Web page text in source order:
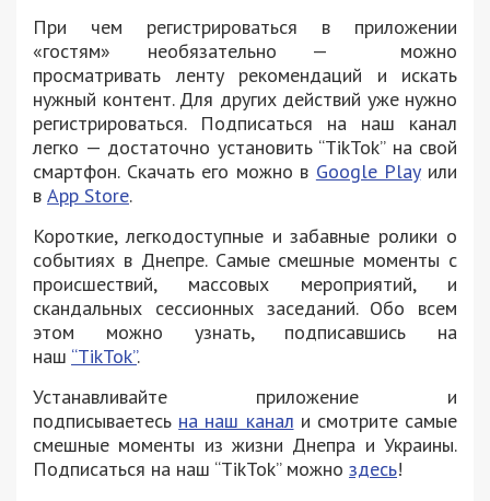
При чем регистрироваться в приложении
«гостям» необязательно — можно
просматривать ленту рекомендаций и искать
нужный контент. Для других действий уже нужно
регистрироваться. Подписаться на наш канал
легко — достаточно установить “TikTok” на свой
смартфон. Скачать его можно в Google Playили
в App Store.
Короткие, легкодоступные и забавные ролики о
событиях в Днепре. Самые смешные моменты с
происшествий, массовых мероприятий, и
скандальных сессионных заседаний. Обо всем
этом можно узнать, подписавшись на
наш “TikTok”.
Устанавливайте приложение и
подписываетесь на наш канал и смотрите самые
смешные моменты из жизни Днепра и Украины.
Подписаться на наш “TikTok” можно здесь!